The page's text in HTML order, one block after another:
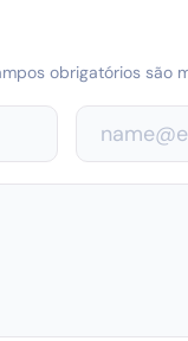
obrigatórios são